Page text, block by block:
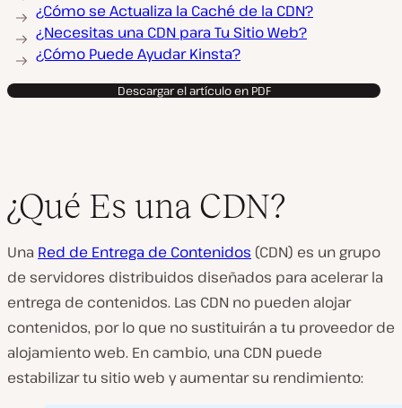
¿Cómo se Actualiza la Caché de la CDN?
¿Necesitas una CDN para Tu Sitio Web?
¿Cómo Puede Ayudar Kinsta?
Descargar el artículo en PDF
¿Qué Es una CDN?
Una Red de Entrega de Contenidos (CDN) es un grupo
de servidores distribuidos diseñados para acelerar la
entrega de contenidos. Las CDN no pueden alojar
contenidos, por lo que no sustituirán a tu proveedor de
alojamiento web. En cambio, una CDN puede
estabilizar tu sitio web y aumentar su rendimiento: